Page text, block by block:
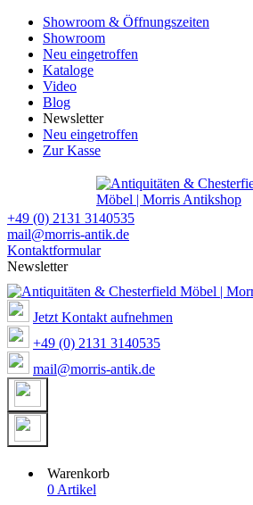
Showroom & Öffnungszeiten
Showroom
Neu eingetroffen
Kataloge
Video
Blog
Newsletter
Neu eingetroffen
Zur Kasse
+49 (0) 2131 3140535
mail@morris-antik.de
Kontaktformular
Newsletter
Jetzt Kontakt aufnehmen
+49 (0) 2131 3140535
mail@morris-antik.de
Warenkorb
0 Artikel